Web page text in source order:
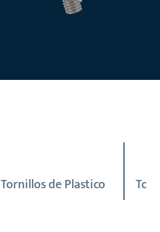
Tornillos de Plastico